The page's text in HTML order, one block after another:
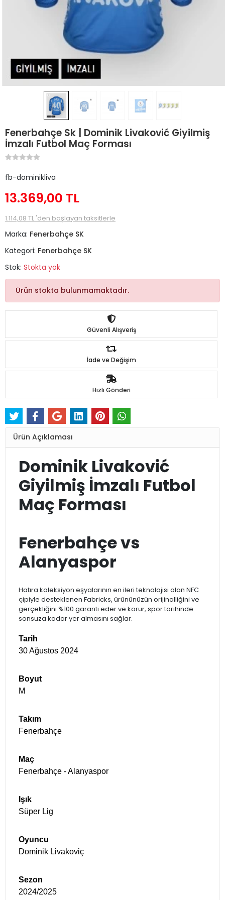
Fenerbahçe Sk | Dominik Livaković Giyilmiş
İmzalı Futbol Maç Forması
fb-dominikliva
13.369,00 TL
1.114,08 TL 'den başlayan taksitlerle
Marka: Fenerbahçe SK
Kategori: Fenerbahçe SK
Stok: Stokta yok
Ürün stokta bulunmamaktadır.
Güvenli Alışveriş
İade ve Değişim
Hızlı Gönderi
Ürün Açıklaması
Dominik Livaković
Giyilmiş İmzalı Futbol
Maç Forması
Fenerbahçe vs
Alanyaspor
Hatıra koleksiyon eşyalarının en ileri teknolojisi olan NFC
çipiyle desteklenen Fabricks, ürününüzün orijinalliğini ve
gerçekliğini %100 garanti eder ve korur, spor tarihinde
sonsuza kadar yer almasını sağlar.
Tarih
Boyut
Takım
Maç
Işık
Oyuncu
Sezon